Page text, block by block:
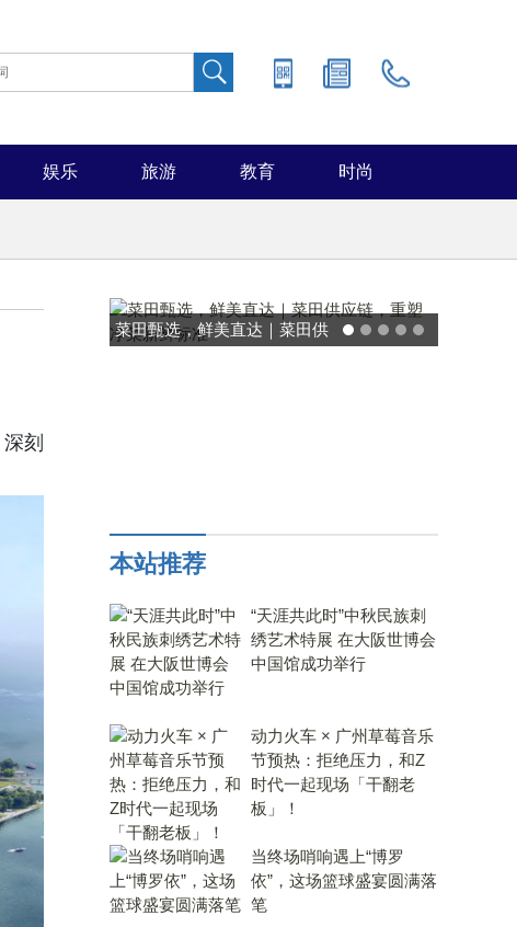
娱乐 旅游 教育 时尚
深刻
能率日式厨房美学：既要此刻
本站推荐
“天涯共此时”中秋民族刺
绣艺术特展 在大阪世博会
中国馆成功举行
动力火车 × 广州草莓音乐
节预热：拒绝压力，和Z
时代一起现场「干翻老
板」！
当终场哨响遇上“博罗
依”，这场篮球盛宴圆满落
笔